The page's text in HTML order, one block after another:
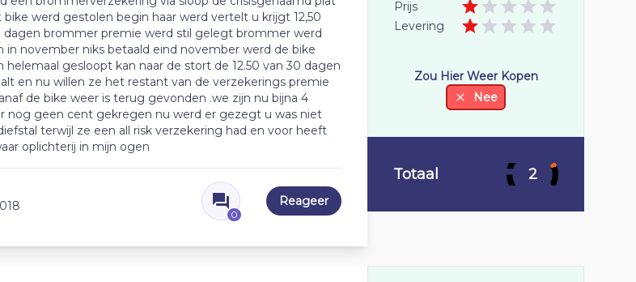
bike werd gestolen begin haar werd vertelt u krijgt 12,50
dagen brommer premie werd stil gelegt brommer werd
in november niks betaald eind november werd de bike
gesloopt kan naar de stort de 12.50 van 30 dagen
en nu willen ze het restant van de verzekerings premie
de bike weer is terug gevonden .we zijn nu bijna 4
nog geen cent gekregen nu werd er gezegt u was niet
terwijl ze een all risk verzekering had en voor heeft
oplichterij in mijn ogen
0
Reageer
Prijs
Levering
Zou Hier Weer Kopen
Nee
Totaal 2